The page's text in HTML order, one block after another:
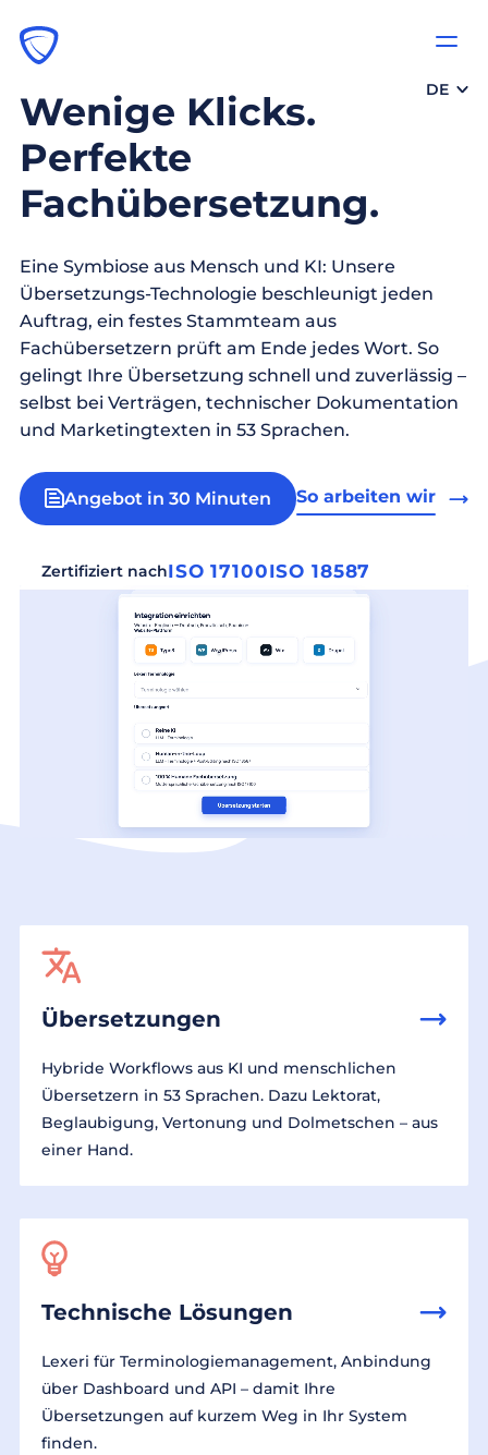
DE
Wenige Klicks.
Perfekte
Fachübersetzung.
Eine Symbiose aus Mensch und KI: Unsere
Übersetzungs-Technologie beschleunigt jeden
Auftrag, ein festes Stammteam aus
Fachübersetzern prüft am Ende jedes Wort. So
gelingt Ihre Übersetzung schnell und zuverlässig –
selbst bei Verträgen, technischer Dokumentation
und Marketingtexten in 53 Sprachen.
Angebot in 30 Minuten So arbeiten wir
Zertifiziert nachISO 17100ISO 18587
Übersetzungen
Hybride Workflows aus KI und menschlichen
Übersetzern in 53 Sprachen. Dazu Lektorat,
Beglaubigung, Vertonung und Dolmetschen – aus
einer Hand.
Technische Lösungen
Lexeri für Terminologiemanagement, Anbindung
über Dashboard und API – damit Ihre
Übersetzungen auf kurzem Weg in Ihr System
finden.